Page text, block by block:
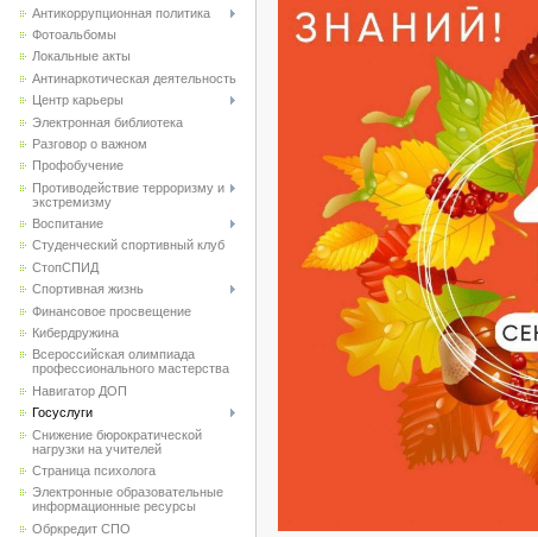
Антикоррупционная политика
Фотоальбомы
Локальные акты
Антинаркотическая деятельность
Центр карьеры
Электронная библиотека
Разговор о важном
Профобучение
Противодействие терроризму и
экстремизму
Воспитание
Студенческий спортивный клуб
CтопСПИД
Спортивная жизнь
Финансовое просвещение
Кибердружина
Всероссийская олимпиада
профессионального мастерства
Навигатор ДОП
Госуслуги
Снижение бюрократической
нагрузки на учителей
Страница психолога
Электронные образовательные
информационные ресурсы
Обркредит СПО